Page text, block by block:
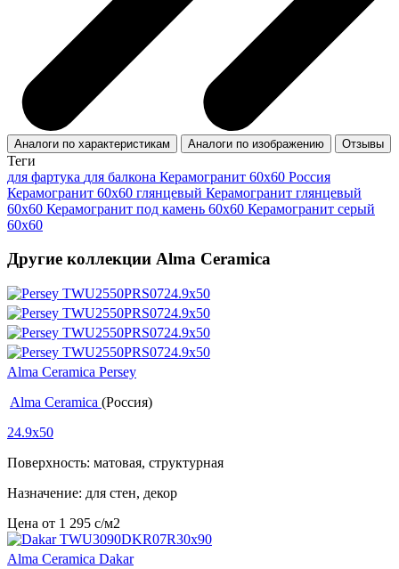
Аналоги по характеристикам Аналоги по изображению Отзывы
Теги
для фартука для балкона Керамогранит 60x60 Россия
Керамогранит 60x60 глянцевый Керамогранит глянцевый
60x60 Керамогранит под камень 60x60 Керамогранит серый
60x60
Другие коллекции Alma Ceramica
Alma Ceramica Persey
Alma Ceramica (Россия)
24.9x50
Поверхность: матовая, структурная
Назначение: для стен, декор
Цена от 1 295 c/м2
Alma Ceramica Dakar